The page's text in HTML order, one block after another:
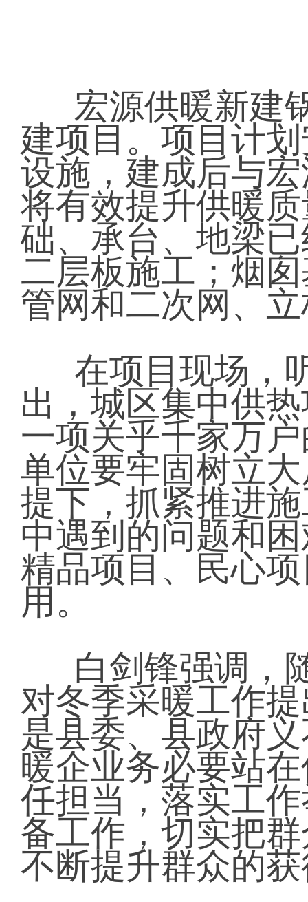
宏源供暖新建
建项目。项目计
设施，建成后与
将有效提升供暖
础、承台、地梁
二层板施工；烟
管网和二次网、
在项目现场，
出，城区集中供
一项关乎千家万
单位要牢固树立
提下，抓紧推进
中遇到的问题和
精品项目、民心
用。
白剑锋强调，
对冬季采暖工作
是县委、县政府
暖企业务必要站
任担当，落实工
备工作，切实把
不断提升群众的